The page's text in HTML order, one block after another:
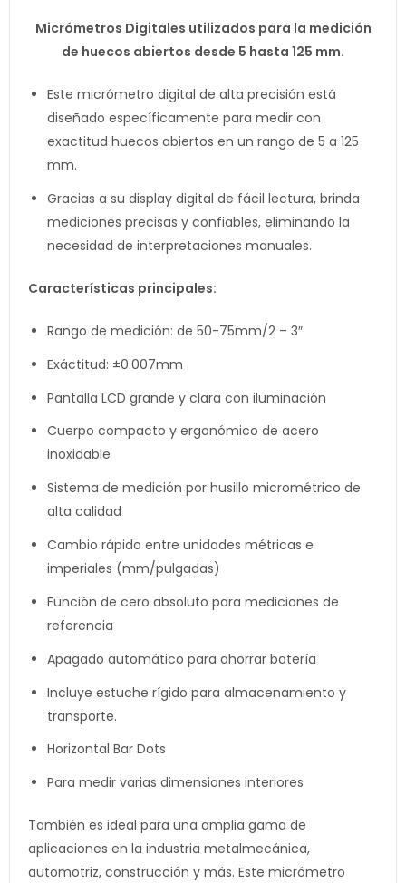
Micrómetros Digitales utilizados para la medición
de huecos abiertos desde 5 hasta 125 mm.
Este micrómetro digital de alta precisión está
diseñado específicamente para medir con
exactitud huecos abiertos en un rango de 5 a 125
mm.
Gracias a su display digital de fácil lectura, brinda
mediciones precisas y confiables, eliminando la
necesidad de interpretaciones manuales.
Características principales:
Rango de medición: de 50-75mm/2 – 3″
Exáctitud: ±0.007mm
Pantalla LCD grande y clara con iluminación
Cuerpo compacto y ergonómico de acero
inoxidable
Sistema de medición por husillo micrométrico de
alta calidad
Cambio rápido entre unidades métricas e
imperiales (mm/pulgadas)
Función de cero absoluto para mediciones de
referencia
Apagado automático para ahorrar batería
Incluye estuche rígido para almacenamiento y
transporte.
Horizontal Bar Dots
Para medir varias dimensiones interiores
También es ideal para una amplia gama de
aplicaciones en la industria metalmecánica,
automotriz, construcción y más. Este micrómetro